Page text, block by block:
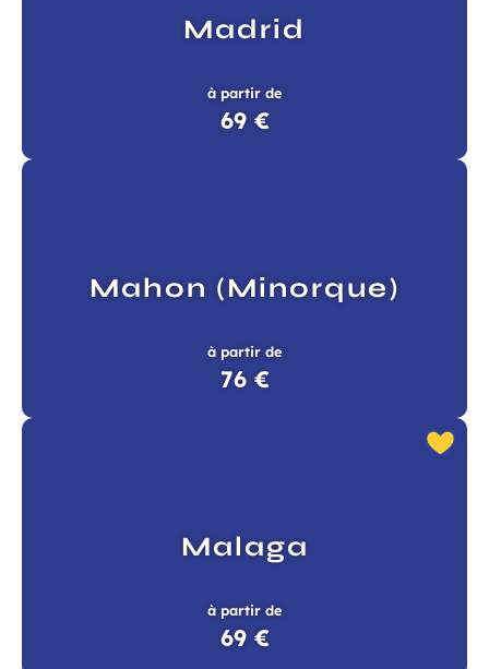
Madrid
à partir de
69 €
Mahon (Minorque)
à partir de
76 €
Malaga
à partir de
69 €